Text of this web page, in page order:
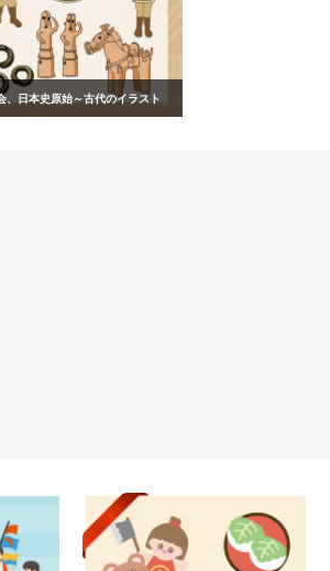
、日本史原始～古代のイラスト